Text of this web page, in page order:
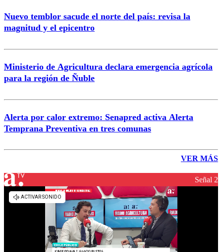
Nuevo temblor sacude el norte del país: revisa la
magnitud y el epicentro
Ministerio de Agricultura declara emergencia agrícola
para la región de Ñuble
Alerta por calor extremo: Senapred activa Alerta
Temprana Preventiva en tres comunas
VER MÁS
Señal 2